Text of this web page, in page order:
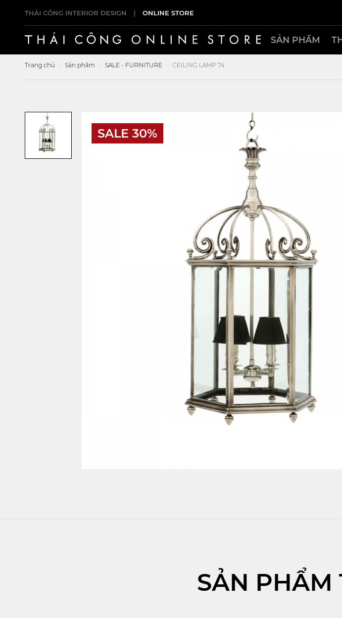
THÁI CÔNG INTERIOR DESIGN | ONLINE STORE
SẢN PHẨM
Trang chủ Sản phẩm SALE - FURNITURE CEILING LAMP 74
SALE 30%
SẢN PHẨM